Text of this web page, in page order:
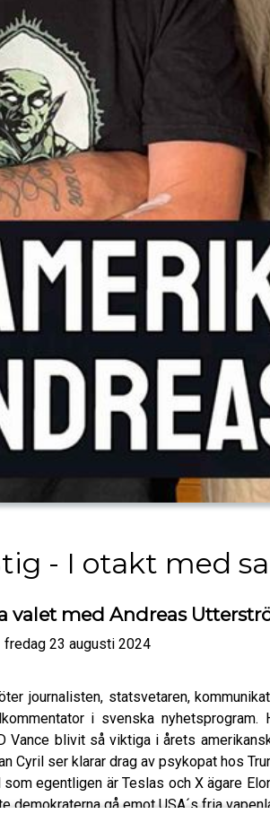
- I otakt med
valet med Andreas
fredag 23 augusti 2024
journalisten, statsvetaren,
i svenska
Vance blivit så viktiga i årets
Cyril ser klarar drag av psykopat hos
egentligen är Teslas och X ägare
demokraterna gå emot USA´s fria